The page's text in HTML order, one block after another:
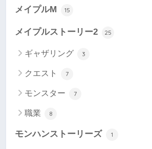
メイプルM 15
メイプルストーリー2 25
ギャザリング 3
クエスト 7
モンスター 7
職業 8
モンハンストーリーズ 1